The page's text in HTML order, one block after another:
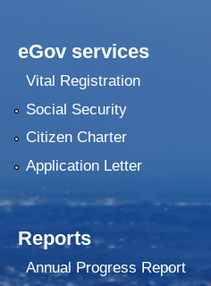
eGov services
Vital Registration
Social Security
Citizen Charter
Application Letter
Reports
Annual Progress Report